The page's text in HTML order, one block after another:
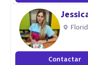
Contactar